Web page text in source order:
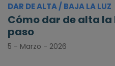
DAR DE ALTA / BAJA LA LUZ
Cómo dar de alta la
paso
5 - Marzo - 2026